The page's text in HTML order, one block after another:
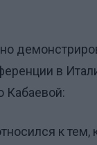
в
Кабаевой:
к